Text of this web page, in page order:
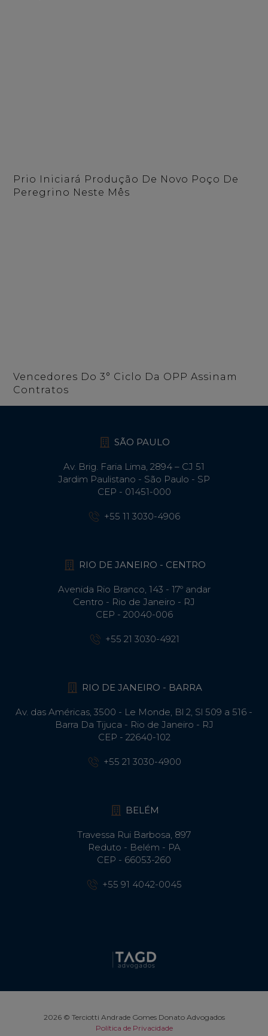
Prio Iniciará Produção De Novo Poço De
Peregrino Neste Mês
Vencedores Do 3° Ciclo Da OPP Assinam
Contratos
SÃO PAULO
Av. Brig. Faria Lima, 2894 – CJ 51
Jardim Paulistano - São Paulo - SP
CEP - 01451-000
+55 11 3030-4906
RIO DE JANEIRO - CENTRO
Avenida Rio Branco, 143 - 17º andar
Centro - Rio de Janeiro - RJ
CEP - 20040-006
+55 21 3030-4921
RIO DE JANEIRO - BARRA
Av. das Américas, 3500 - Le Monde, Bl 2, Sl 509 a 516 -
Barra Da Tijuca - Rio de Janeiro - RJ
CEP - 22640-102​
+55 21 3030-4900
BELÉM
Travessa Rui Barbosa, 897
Reduto - Belém - PA
CEP - 66053-260
+55 91 4042-0045
2026 © Terciotti Andrade Gomes Donato Advogados
Política de Privacidade